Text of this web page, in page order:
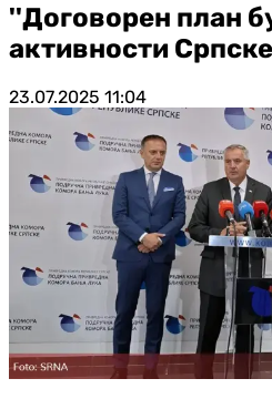
''Договорен план
активности
23.07.2025 11:04